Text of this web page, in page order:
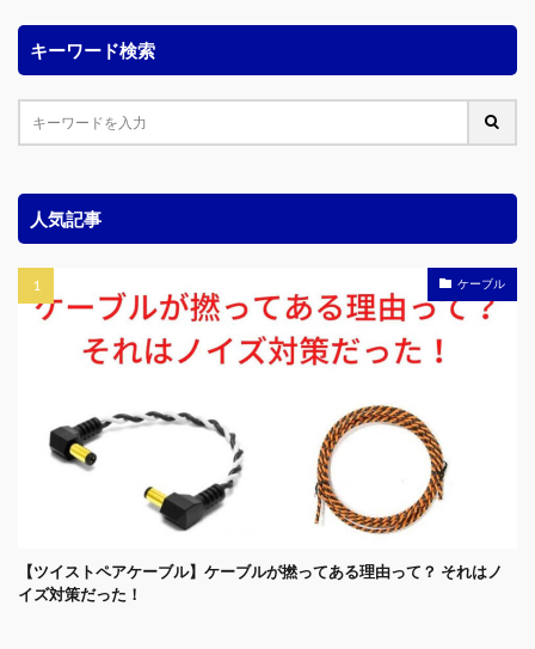
キーワード検索
人気記事
ケーブル
【ツイストペアケーブル】ケーブルが撚ってある理由って？ それはノ
イズ対策だった！